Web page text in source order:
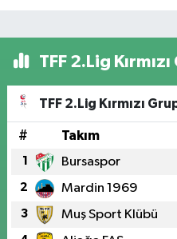
TFF 2.Lig
TFF 2.Lig Kırmızı
# Takım
1 Bursaspor
2 Mardin 1969
3 Muş Sport Klübü